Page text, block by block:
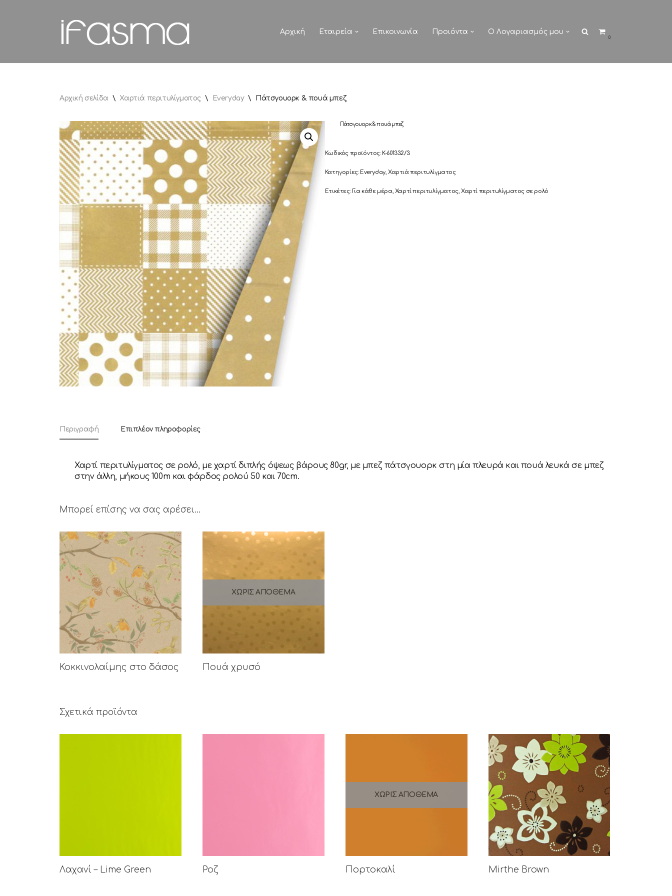
Αρχική Εταιρεία Επικοινωνία Προιόντα Ο Λογαριασμός μου
0
Αρχική σελίδα \ Χαρτιά περιτυλίγματος \ Everyday \ Πάτσγουορκ & πουά μπεζ
Πάτσγουορκ & πουά μπεζ
Κωδικός προϊόντος:K-601332/3
Κατηγορίες: Everyday,Χαρτιά περιτυλίγματος
Ετικέτες:Για κάθε μέρα, Χαρτί περιτυλίγματος,Χαρτί περιτυλίγματος σε ρολό
Περιγραφή Επιπλέον πληροφορίες
Χαρτί περιτυλίγματος σε ρολό, με χαρτί διπλής όψεως βάρους 80gr, με μπεζ πάτσγουορκ στη μία πλευρά και πουά λευκά σε μπεζ
στην άλλη, μήκους 100m και φάρδος ρολού 50 και 70cm.
Μπορεί επίσης να σας αρέσει…
Κοκκινολαίμης στο δάσος
ΧΩΡΊΣ ΑΠΌΘΕΜΑ
Πουά χρυσό
Σχετικά προϊόντα
Λαχανί – Lime Green Ροζ
ΧΩΡΊΣ ΑΠΌΘΕΜΑ
Πορτοκαλί Mirthe Brown